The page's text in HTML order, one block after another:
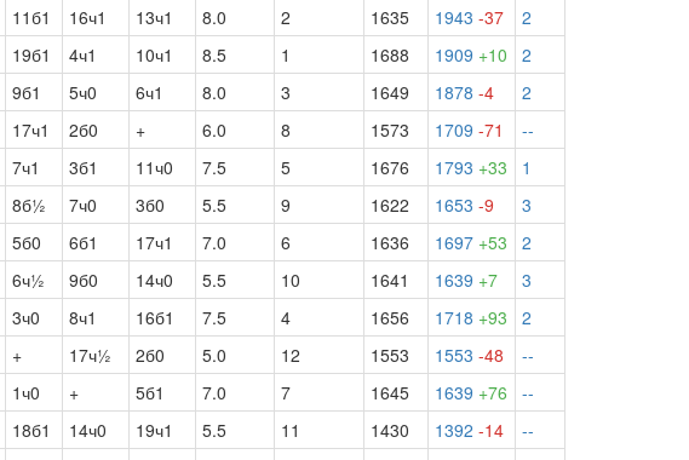
11б1 16ч1 13ч1 8.0 2 1635 1943 -37
2
19б1 4ч1 10ч1 8.5 1 1688 1909 +10
2
9б1 5ч0 6ч1 8.0 3 1649 1878 -4
2
17ч1 2б0 + 6.0 8 1573 1709 -71
--
7ч1 3б1 11ч0 7.5 5 1676 1793 +33
1
8б½ 7ч0 3б0 5.5 9 1622 1653 -9
3
5б0 6б1 17ч1 7.0 6 1636 1697 +53
2
6ч½ 9б0 14ч0 5.5 10 1641 1639 +7
3
3ч0 8ч1 16б1 7.5 4 1656 1718 +93
2
+ 17ч½ 2б0 5.0 12 1553 1553 -48
--
1ч0 + 5б1 7.0 7 1645 1639 +76
--
18б1 14ч0 19ч1 5.5 11 1430 1392 -14
--